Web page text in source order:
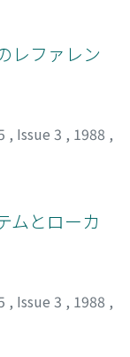
レファレン
, Issue 3 , 1988 ,
ムとローカ
, Issue 3 , 1988 ,